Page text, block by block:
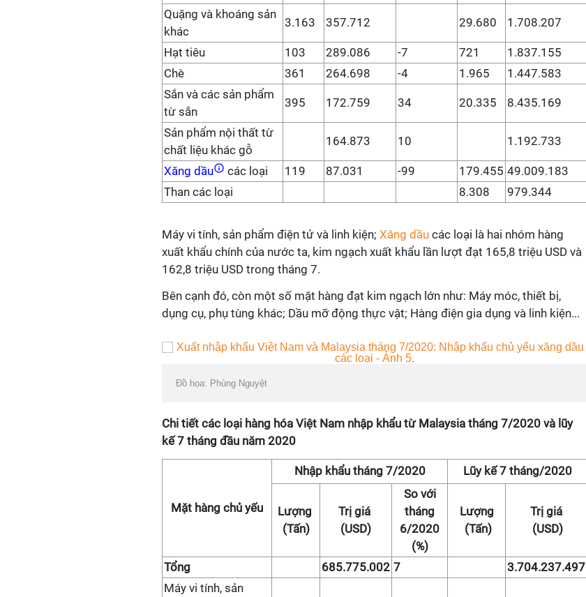
Quặng và khoáng sản
khác
3.163 357.712 29.680 1.708.207
Hạt tiêu 103 289.086 -7 721
1.837.155
Chè
361 264.698 -4 1.965
1.447.583
Sắn và các sản phẩm
từ sắn
395 172.759 34 20.335 8.435.169
Sản phẩm nội thất từ
chất liệu khác gỗ
164.873 10 1.192.733
Xăng dầu các loại 119 87.031 -99 179.455 49.009.183
Than các loại
8.308 979.344
Máy vi tính, sản phẩm điện tử và linh kiện; Xăng dầu các loại là hai nhóm hàng
xuất khẩu chính của nước ta, kim ngạch xuất khẩu lần lượt đạt 165,8 triệu USD và
162,8 triệu USD trong tháng 7.
Bên cạnh đó, còn một số mặt hàng đạt kim ngạch lớn như: Máy móc, thiết bị,
dụng cụ, phụ tùng khác; Dầu mỡ động thực vật; Hàng điện gia dụng và linh kiện...
Đồ họa: Phùng Nguyệt
Chi tiết các loại hàng hóa Việt Nam nhập khẩu từ Malaysia tháng 7/2020 và lũy
kế 7 tháng đầu năm 2020
Mặt hàng chủ yếu
Nhập khẩu tháng 7/2020 Lũy kế 7 tháng/2020
Lượng
(Tấn)
Trị giá
(USD)
So với
tháng
6/2020
(%)
Lượng
(Tấn)
Trị giá
(USD)
Tổng 685.775.002 7
3.704.237.497
Máy vi tính, sản